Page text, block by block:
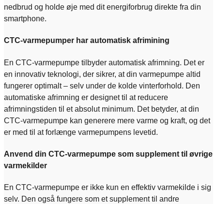
nedbrud og holde øje med dit energiforbrug direkte fra din
smartphone.
CTC-varmepumper har automatisk afrimining
En CTC-varmepumpe tilbyder automatisk afrimning. Det er
en innovativ teknologi, der sikrer, at din varmepumpe altid
fungerer optimalt – selv under de kolde vinterforhold. Den
automatiske afrimning er designet til at reducere
afrimningstiden til et absolut minimum. Det betyder, at din
CTC-varmepumpe kan generere mere varme og kraft, og det
er med til at forlænge varmepumpens levetid.
Anvend din CTC-varmepumpe som supplement til øvrige
varmekilder
En CTC-varmepumpe er ikke kun en effektiv varmekilde i sig
selv. Den også fungere som et supplement til andre